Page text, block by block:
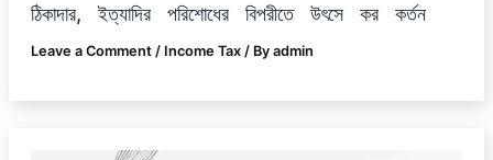
ঠিকাদার, ইত্যাদির পরিশোধের বিপরীতে উৎসে কর কর্তন
Leave a Comment / Income Tax/ By admin